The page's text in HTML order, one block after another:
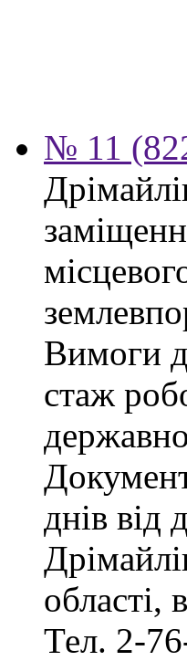
№ 11
Вимоги
стаж
днів від
області,
Тел. 2-